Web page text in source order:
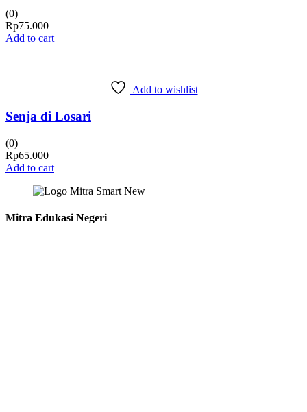
(0)
Rp75.000
Add to cart
Add to wishlist
Senja di Losari
(0)
Rp65.000
Add to cart
Mitra Edukasi Negeri